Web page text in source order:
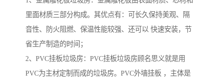
里面材质三部分构成。其优点有：可长久保持美观、隔
音性、防火阻燃、保温性能较强、还可以 快速安装，节
省生产制造的时间；
2、PVC挂板垃圾房：PVC挂板垃圾房顾名思义就是用
PVC为主材定制而成的垃圾房。PVC外墙挂板 ，主体是